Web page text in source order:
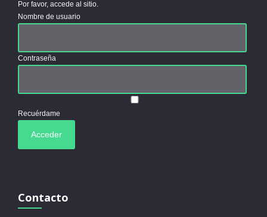
Por favor, accede al sitio.
Nombre de usuario
Contraseña
Recuérdame
Contacto